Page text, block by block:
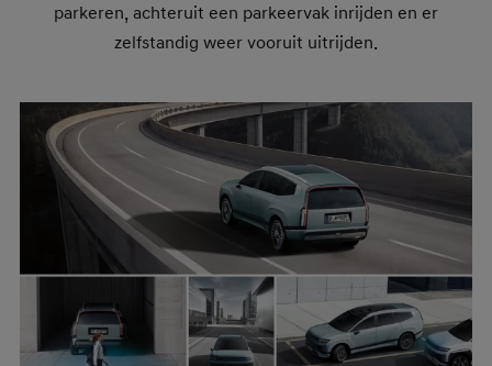
parkeren, achteruit een parkeervak inrijden en er
zelfstandig weer vooruit uitrijden.